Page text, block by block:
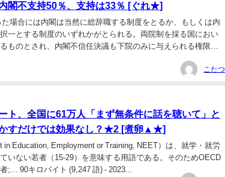
閣不支持50％、支持は33％ [ぐれ★]
場合には内閣は当然に総辞職する制度をとるか、もしくは内
一とする制度のいずれかがとられる。両院制を採る国におい
ものとされ、内閣不信任決議も下院のみに与えられる権限で
こたつ
ト、全国に61万人「まず無条件に話を聴いて」と
すだけでは効果なし？★2 [煮卵▲★]
in Education, Employment or Training, NEET）は、就学・就労
いない若者（15-29）を意味する用語である。そのためOECD
;… 90キロバイト (9,247 語) - 2023...